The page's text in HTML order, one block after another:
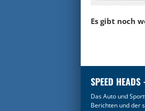
Es gibt noch
SPEED
Das Auto und
Berichten und der